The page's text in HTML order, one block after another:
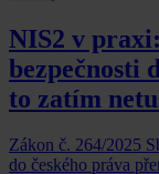
NIS2 v
bezpečnosti
to zatím
Zákon č. 264/2025
do českého práva